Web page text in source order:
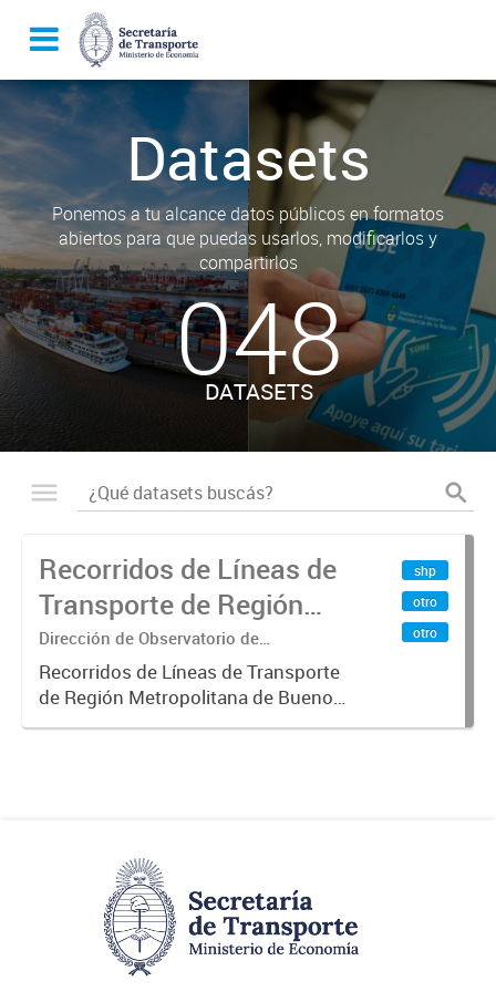
Datasets
Ponemos a tu alcance datos públicos en formatos
abiertos para que puedas usarlos, modificarlos y
compartirlos
048
DATASETS
Recorridos de Líneas de
Transporte de Región
Metropolitana de
Buenos Aires (RMBA)
Dirección de Observatorio de
Transporte, Estudio y Sistemas
Recorridos de Líneas de Transporte
de Región Metropolitana de Buenos
Aires (RMBA).-
shp
otro
otro